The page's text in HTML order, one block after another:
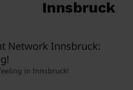
Network Innsbruck:
in Innsbruck!